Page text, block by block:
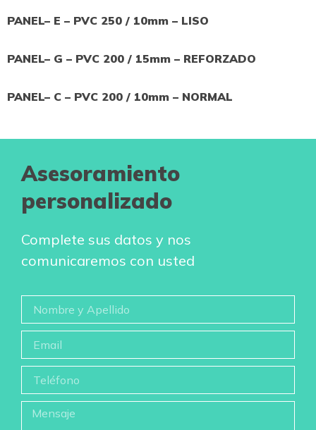
PANEL– E – PVC 250 / 10mm – LISO
PANEL– G – PVC 200 / 15mm – REFORZADO
PANEL– C – PVC 200 / 10mm – NORMAL
Asesoramiento
personalizado
Complete sus datos y nos
comunicaremos con usted